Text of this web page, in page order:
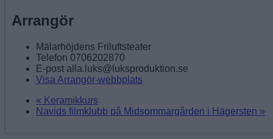
Arrangör
Mälarhöjdens Friluftsteater
Telefon 0706202870
E-post alla.luks@luksproduktion.se
Visa Arrangör-webbplats
« Keramikkurs
Navids filmklubb på Midsommargården i Hägersten »